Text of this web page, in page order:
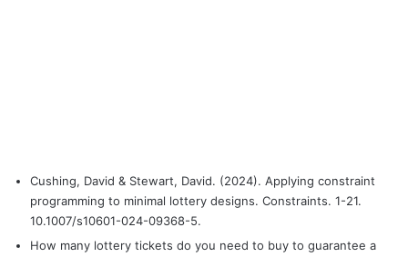
Cushing, David & Stewart, David. (2024). Applying constraint
programming to minimal lottery designs. Constraints. 1-21.
10.1007/s10601-024-09368-5.
How many lottery tickets do you need to buy to guarantee a